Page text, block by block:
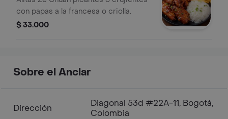
con papas a la francesa o criolla.
$ 33.000
Sobre el Anclar
Dirección
Diagonal 53d #22A-11, Bogotá,
Colombia